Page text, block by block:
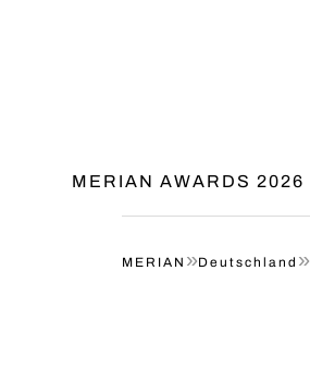
MERIAN AWARDS 2026
MERIAN »Deutschland »